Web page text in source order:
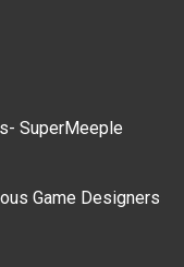
SuperMeeple
Game Designers